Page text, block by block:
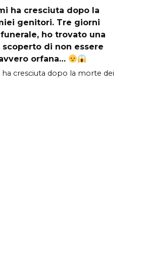
ha cresciuta dopo la
genitori. Tre giorni
ho trovato una
di non essere
orfana…
ha cresciuta dopo la morte dei